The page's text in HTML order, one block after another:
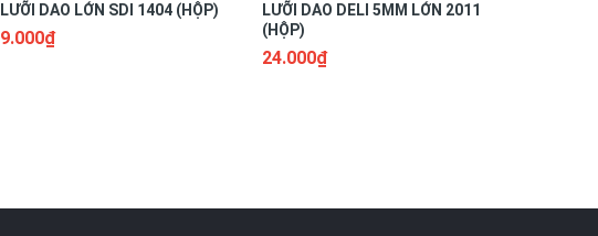
LƯỠI DAO LỚN SDI 1404 (HỘP)
9.000₫
LƯỠI DAO DELI 5MM LỚN 2011
(HỘP)
24.000₫